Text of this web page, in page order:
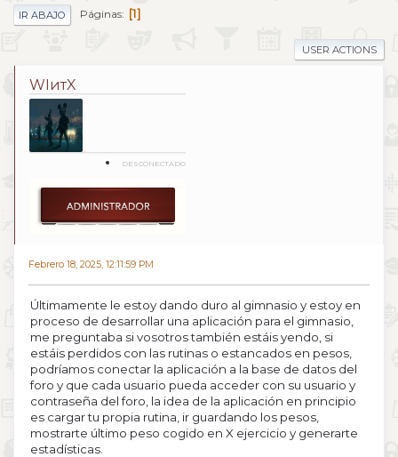
IR ABAJO Páginas 1
USER ACTIONS
WIитX
DESCONECTADO
Febrero 18, 2025, 12:11:59 PM
Últimamente le estoy dando duro al gimnasio y estoy en
proceso de desarrollar una aplicación para el gimnasio,
me preguntaba si vosotros también estáis yendo, si
estáis perdidos con las rutinas o estancados en pesos,
podríamos conectar la aplicación a la base de datos del
foro y que cada usuario pueda acceder con su usuario y
contraseña del foro, la idea de la aplicación en principio
es cargar tu propia rutina, ir guardando los pesos,
mostrarte último peso cogido en X ejercicio y generarte
estadísticas.